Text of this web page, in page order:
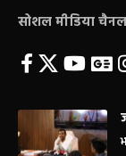
सोशल मीडिया